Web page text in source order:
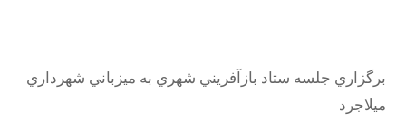
برگزاري جلسه ستاد بازآفريني شهري به ميزباني شهرداري
ميلاجرد